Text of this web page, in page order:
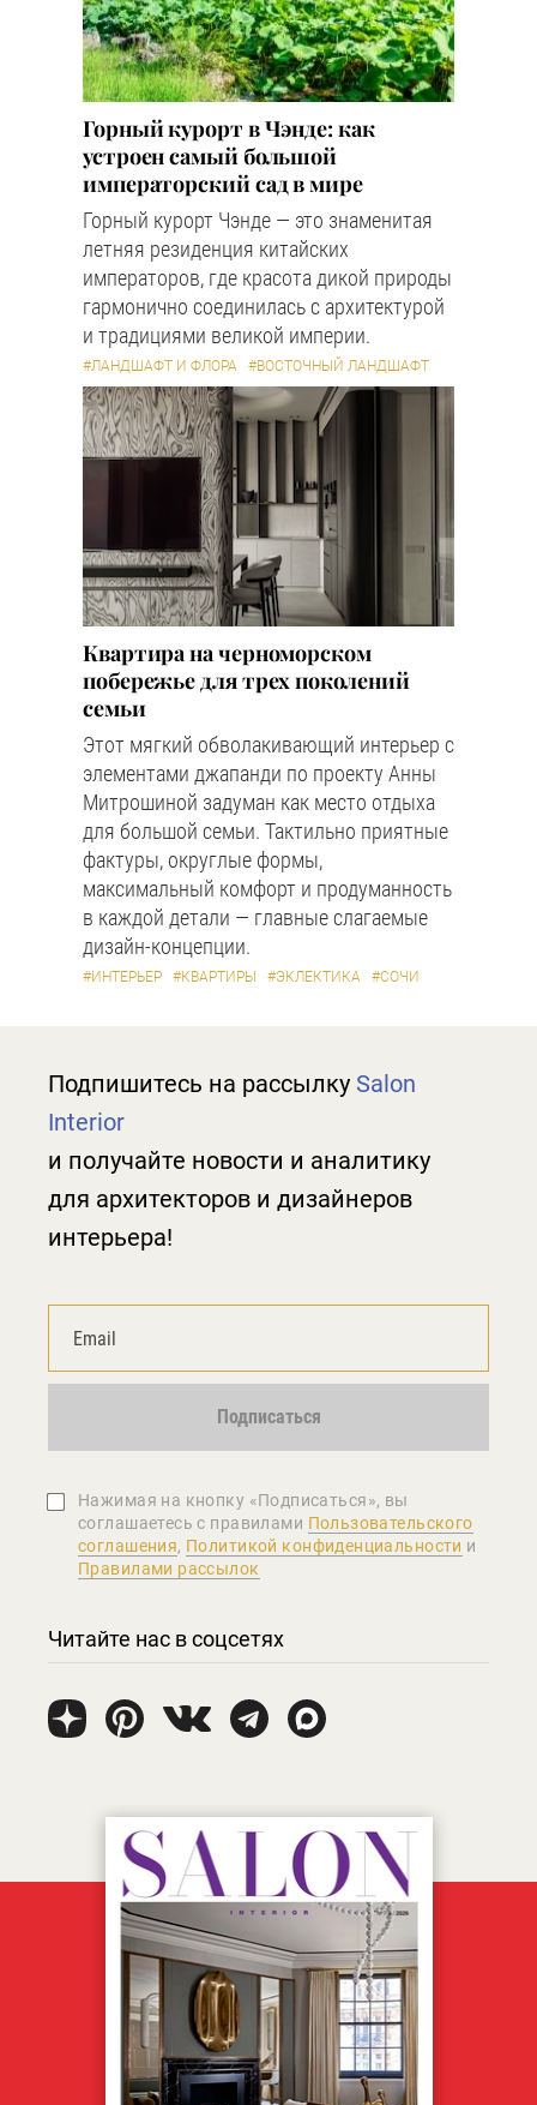
Горный курорт в Чэнде: как
устроен самый большой
императорский сад в мире
Горный курорт Чэнде — это знаменитая
летняя резиденция китайских
императоров, где красота дикой природы
гармонично соединилась с архитектурой
и традициями великой империи.
#ЛАНДШАФТ И ФЛОРА #ВОСТОЧНЫЙ ЛАНДШАФТ
Квартира на черноморском
побережье для трех поколений
семьи
Этот мягкий обволакивающий интерьер с
элементами джапанди по проекту Анны
Митрошиной задуман как место отдыха
для большой семьи. Тактильно приятные
фактуры, округлые формы,
максимальный комфорт и продуманность
в каждой детали — главные слагаемые
дизайн-концепции.
#ИНТЕРЬЕР #КВАРТИРЫ #ЭКЛЕКТИКА #СОЧИ
Подпишитесь на рассылку Salon
Interior
и получайте новости и аналитику
для архитекторов и дизайнеров
интерьера!
Подписаться
Нажимая на кнопку «Подписаться», вы
соглашаетеcь с правилами Пользовательского
соглашения, Политикой конфиденциальности и
Правилами рассылок
Читайте нас в соцсетях